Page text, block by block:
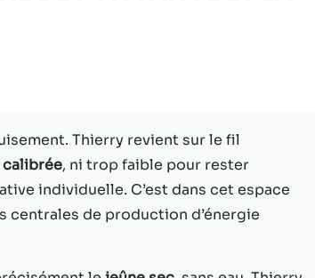
Thierry revient sur le fil
, ni trop faible pour rester
individuelle. C’est dans cet espace
centrales de production d’énergie
et la structure
du site Web,
en fonction
de la façon
dont le site
Web est